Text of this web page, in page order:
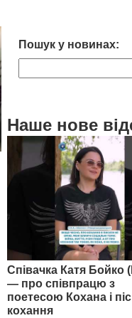
Пошук у новинах:
Наше нове
Співачка Катя Бойко
— про співпрацю з
поетесою Кохана і
кохання